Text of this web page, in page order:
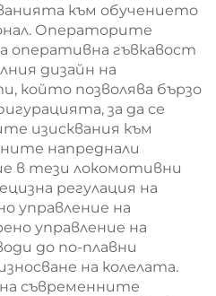
към обучението
Операторите
оперативна гъвкавост
дизайн на
който позволява бързо
за да се
изисквания към
напреднали
в тези локомотивни
регулация на
управление на
управление на
до по-плавни
на колелата.
съвременните